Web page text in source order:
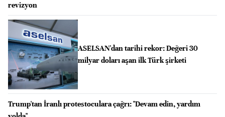
revizyon
ASELSAN'dan tarihi rekor: Değeri 30
milyar doları aşan ilk Türk şirketi
Trump'tan İranlı protestoculara çağrı: "Devam edin, yardım